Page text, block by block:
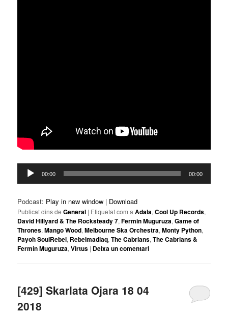
Reproductor
d'àudio
00:00 00:00
Podcast: Play in new window | Download
Publicat dins de General | Etiquetat com a Adala,Cool Up Records,
David Hillyard & The Rocksteady 7,Fermin Muguruza,Game of
Thrones,Mango Wood,Melbourne Ska Orchestra,Monty Python,
Payoh SoulRebel, Rebelmadiaq,The Cabrians,The Cabrians &
Fermín Muguruza,Virtus | Deixa un comentari
[429] Skarlata Ojara 18 04
2018